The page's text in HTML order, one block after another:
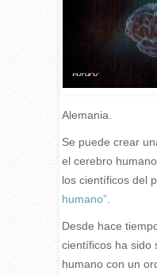
Alemania.
Se puede crear
el cerebro
los científicos del
humano”.
Desde hace
científicos ha sido
humano con un